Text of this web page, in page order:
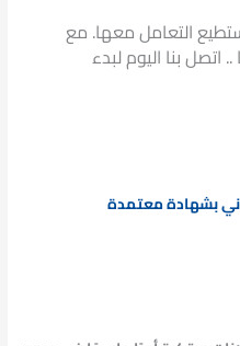
التعامل معها. مع
بنا اليوم لبدء
بشهادة معتمدة